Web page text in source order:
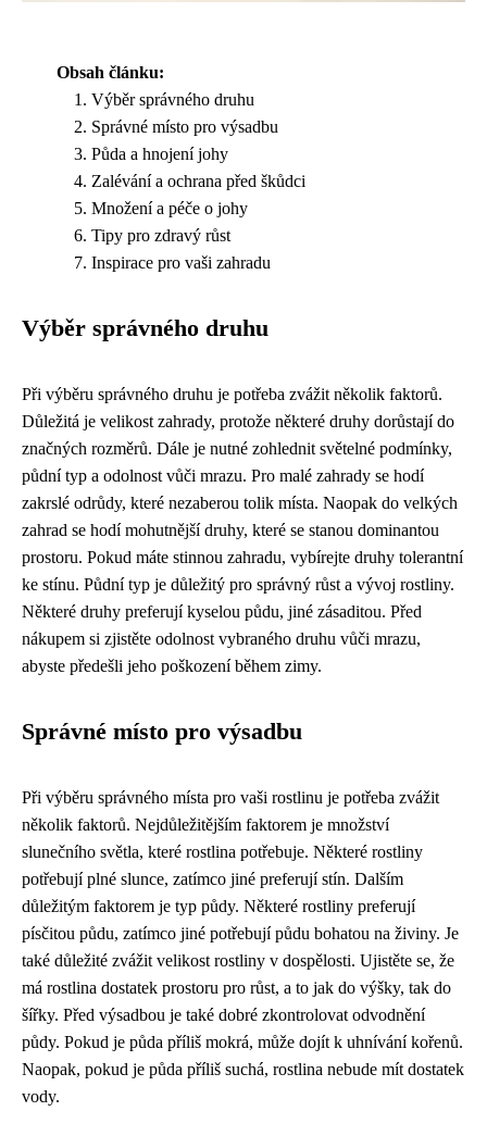
Obsah článku:
Výběr správného druhu
Správné místo pro výsadbu
Půda a hnojení johy
Zalévání a ochrana před škůdci
Množení a péče o johy
Tipy pro zdravý růst
Inspirace pro vaši zahradu
Výběr správného druhu
Při výběru správného druhu je potřeba zvážit několik faktorů.
Důležitá je velikost zahrady, protože některé druhy dorůstají do
značných rozměrů. Dále je nutné zohlednit světelné podmínky,
půdní typ a odolnost vůči mrazu. Pro malé zahrady se hodí
zakrslé odrůdy, které nezaberou tolik místa. Naopak do velkých
zahrad se hodí mohutnější druhy, které se stanou dominantou
prostoru. Pokud máte stinnou zahradu, vybírejte druhy tolerantní
ke stínu. Půdní typ je důležitý pro správný růst a vývoj rostliny.
Některé druhy preferují kyselou půdu, jiné zásaditou. Před
nákupem si zjistěte odolnost vybraného druhu vůči mrazu,
abyste předešli jeho poškození během zimy.
Správné místo pro výsadbu
Při výběru správného místa pro vaši rostlinu je potřeba zvážit
několik faktorů. Nejdůležitějším faktorem je množství
slunečního světla, které rostlina potřebuje. Některé rostliny
potřebují plné slunce, zatímco jiné preferují stín. Dalším
důležitým faktorem je typ půdy. Některé rostliny preferují
písčitou půdu, zatímco jiné potřebují půdu bohatou na živiny. Je
také důležité zvážit velikost rostliny v dospělosti. Ujistěte se, že
má rostlina dostatek prostoru pro růst, a to jak do výšky, tak do
šířky. Před výsadbou je také dobré zkontrolovat odvodnění
půdy. Pokud je půda příliš mokrá, může dojít k uhnívání kořenů.
Naopak, pokud je půda příliš suchá, rostlina nebude mít dostatek
vody.